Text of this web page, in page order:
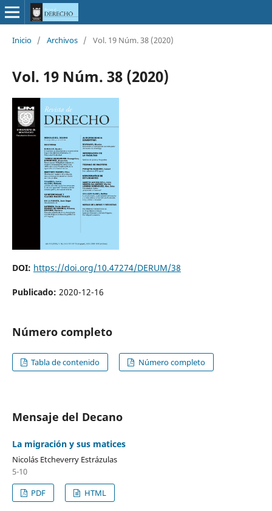
Inicio / Archivos / Vol. 19 Núm. 38 (2020)
Vol. 19 Núm. 38 (2020)
DOI: https://doi.org/10.47274/DERUM/38
Publicado: 2020-12-16
Número completo
Tabla de contenido Número completo
Mensaje del Decano
La migración y sus matices
Nicolás Etcheverry Estrázulas
5-10
PDF
HTML